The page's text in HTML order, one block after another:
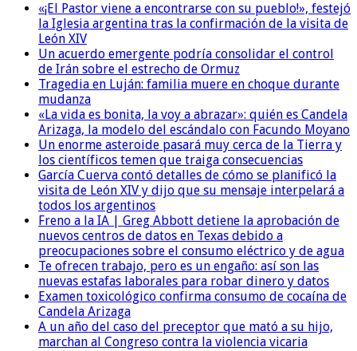
«¡El Pastor viene a encontrarse con su pueblo!», festejó
la Iglesia argentina tras la confirmación de la visita de
León XIV
Un acuerdo emergente podría consolidar el control
de Irán sobre el estrecho de Ormuz
Tragedia en Luján: familia muere en choque durante
mudanza
«La vida es bonita, la voy a abrazar»: quién es Candela
Arizaga, la modelo del escándalo con Facundo Moyano
Un enorme asteroide pasará muy cerca de la Tierra y
los científicos temen que traiga consecuencias
García Cuerva contó detalles de cómo se planificó la
visita de León XIV y dijo que su mensaje interpelará a
todos los argentinos
Freno a la IA | Greg Abbott detiene la aprobación de
nuevos centros de datos en Texas debido a
preocupaciones sobre el consumo eléctrico y de agua
Te ofrecen trabajo, pero es un engaño: así son las
nuevas estafas laborales para robar dinero y datos
Examen toxicológico confirma consumo de cocaína de
Candela Arizaga
A un año del caso del preceptor que mató a su hijo,
marchan al Congreso contra la violencia vicaria